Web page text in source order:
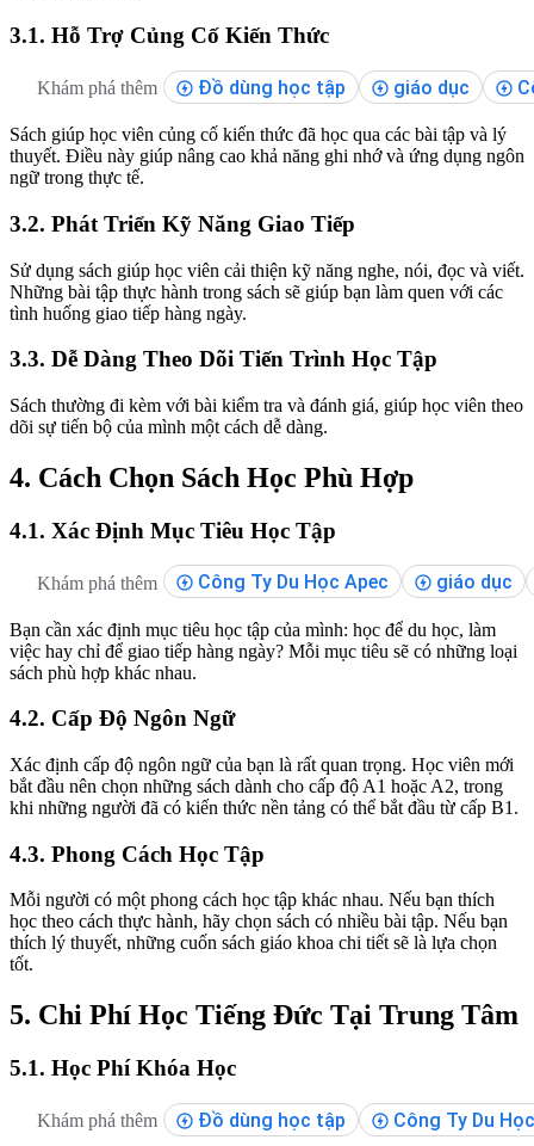
3.1. Hỗ Trợ Củng Cố Kiến Thức
Khám phá thêm Đồ dùng học tập giáo dục
Sách giúp học viên củng cố kiến thức đã học qua các bài tập và lý
thuyết. Điều này giúp nâng cao khả năng ghi nhớ và ứng dụng ngôn
ngữ trong thực tế.
3.2. Phát Triển Kỹ Năng Giao Tiếp
Sử dụng sách giúp học viên cải thiện kỹ năng nghe, nói, đọc và viết.
Những bài tập thực hành trong sách sẽ giúp bạn làm quen với các
tình huống giao tiếp hàng ngày.
3.3. Dễ Dàng Theo Dõi Tiến Trình Học Tập
Sách thường đi kèm với bài kiểm tra và đánh giá, giúp học viên theo
dõi sự tiến bộ của mình một cách dễ dàng.
4. Cách Chọn Sách Học Phù Hợp
4.1. Xác Định Mục Tiêu Học Tập
Khám phá thêm Công Ty Du Học Apec giáo dục
Bạn cần xác định mục tiêu học tập của mình: học để du học, làm
việc hay chỉ để giao tiếp hàng ngày? Mỗi mục tiêu sẽ có những loại
sách phù hợp khác nhau.
4.2. Cấp Độ Ngôn Ngữ
Xác định cấp độ ngôn ngữ của bạn là rất quan trọng. Học viên mới
bắt đầu nên chọn những sách dành cho cấp độ A1 hoặc A2, trong
khi những người đã có kiến thức nền tảng có thể bắt đầu từ cấp B1.
4.3. Phong Cách Học Tập
Mỗi người có một phong cách học tập khác nhau. Nếu bạn thích
học theo cách thực hành, hãy chọn sách có nhiều bài tập. Nếu bạn
thích lý thuyết, những cuốn sách giáo khoa chi tiết sẽ là lựa chọn
tốt.
5. Chi Phí Học Tiếng Đức Tại Trung Tâm
5.1. Học Phí Khóa Học
Khám phá thêm Đồ dùng học tập Công Ty Du